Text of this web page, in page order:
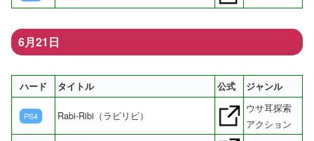
6月21日
ハード タイトル 公式 ジャンル
PS4 Rabi-Ribi（ラビリビ）
ウサ耳探索
アクション